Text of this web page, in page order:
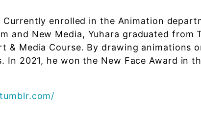
Currently enrolled in the Animation
and New Media, Yuhara graduated from
& Media Course. By drawing animations
In 2021, he won the New Face Award in